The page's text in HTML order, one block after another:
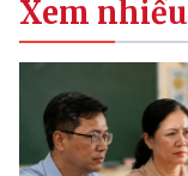
Xem nhiều